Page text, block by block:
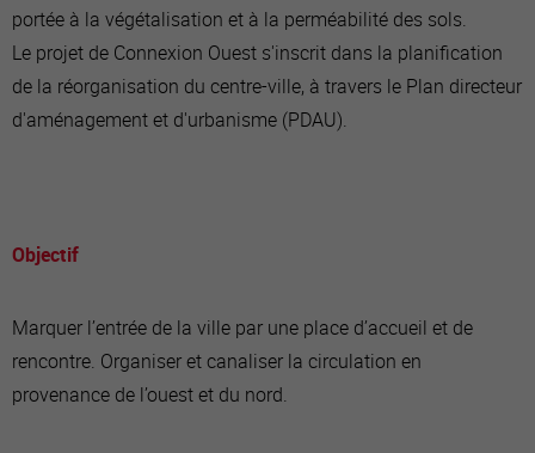
portée à la végétalisation et à la perméabilité des sols.
Le projet de Connexion Ouest s'inscrit dans la planification
de la réorganisation du centre-ville, à travers le Plan directeur
d'aménagement et d'urbanisme (PDAU).
Objectif
Marquer l’entrée de la ville par une place d’accueil et de
rencontre. Organiser et canaliser la circulation en
provenance de l’ouest et du nord.